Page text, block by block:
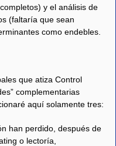
y el análisis de
(faltaría que sean
como endebles.
que atiza Control
complementarias
aquí solamente tres:
han perdido, después de
o lectoría,